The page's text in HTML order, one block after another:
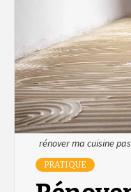
rénover ma cuisine
PRATIQUE